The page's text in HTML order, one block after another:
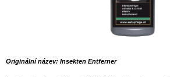
Originální název: Insekten Entferner